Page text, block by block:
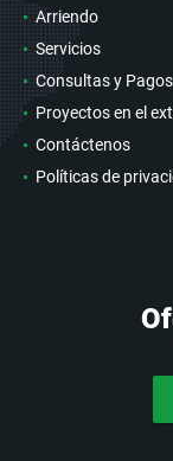
Arriendo
Servicios
Consultas y Pagos
Proyectos en el
Contáctenos
Políticas de